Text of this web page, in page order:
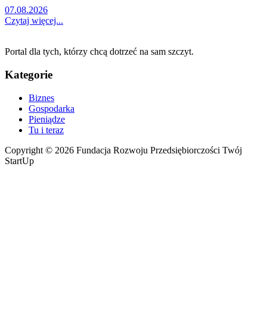
07.08.2026
Czytaj więcej...
Portal dla tych, którzy chcą dotrzeć na sam szczyt.
Kategorie
Biznes
Gospodarka
Pieniądze
Tu i teraz
Copyright © 2026 Fundacja Rozwoju Przedsiębiorczości Twój
StartUp